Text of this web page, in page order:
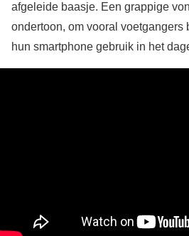
afgeleide baasje. Een grappige
ondertoon, om vooral voetgangers
hun smartphone gebruik in het